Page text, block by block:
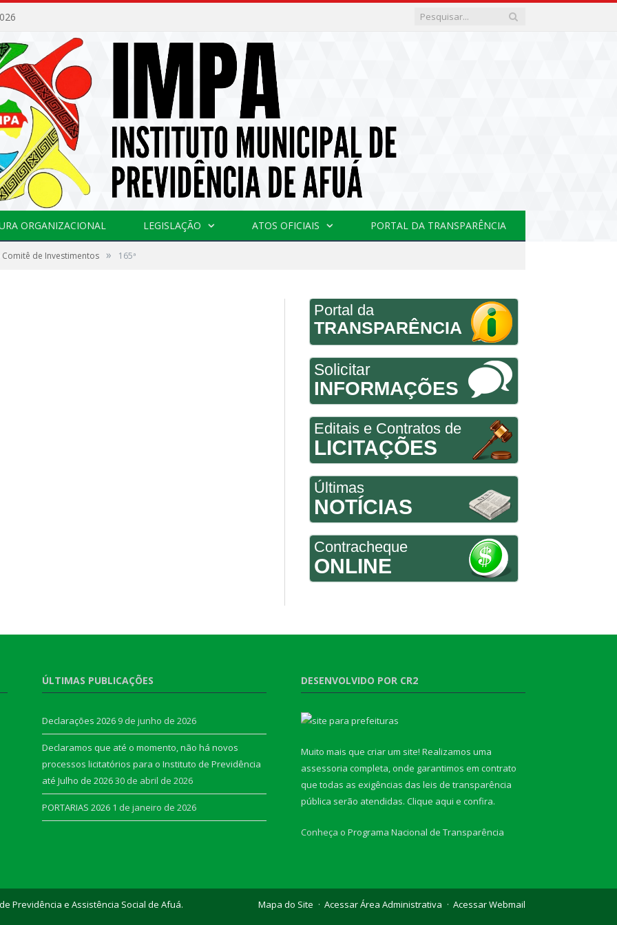
ORGANIZACIONAL LEGISLAÇÃO ATOS OFICIAIS PORTAL DA TRANSPARÊNCIA
de Investimentos » 165ª
Portal da
TRANSPARÊNCIA
Solicitar
INFORMAÇÕES
Editais e Contratos de
LICITAÇÕES
Últimas
NOTÍCIAS
Contracheque
ONLINE
ÚLTIMAS PUBLICAÇÕES
Declarações 2026 9 de junho de 2026
Declaramos que até o momento, não há novos
processos licitatórios para o Instituto de Previdência
até Julho de 202630 de abril de 2026
PORTARIAS 2026 1 de janeiro de 2026
DESENVOLVIDO POR CR2
Muito mais que criar um site! Realizamos uma
assessoria completa, onde garantimos em contrato
que todas as exigências das leis de transparência
pública serão atendidas. Clique aqui e confira.
Conheça o Programa Nacional de Transparência
Previdência e Assistência Social de Afuá. Mapa do Site Acessar Área Administrativa Acessar Webmail